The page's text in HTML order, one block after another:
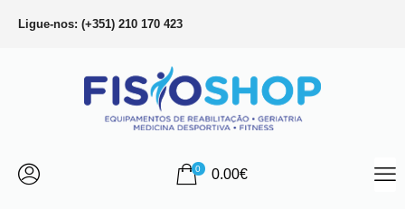
Ligue-nos: (+351) 210 170 423
0 0.00€